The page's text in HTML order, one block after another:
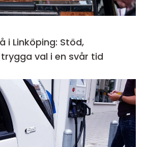
i Linköping: Stöd,
val i en svår tid